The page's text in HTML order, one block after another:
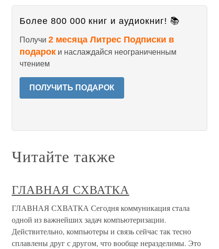
Более 800 000 книг и аудиокниг! 📚
Получи 2 месяца Литрес Подписки в
подарок и наслаждайся неограниченным
чтением
ПОЛУЧИТЬ ПОДАРОК
Читайте также
ГЛАВНАЯ СХВАТКА
ГЛАВНАЯ СХВАТКА Сегодня коммуникация стала
одной из важнейших задач компьютеризации.
Действительно, компьютеры и связь сейчас так тесно
сплавлены друг с другом, что вообще неразделимы. Это